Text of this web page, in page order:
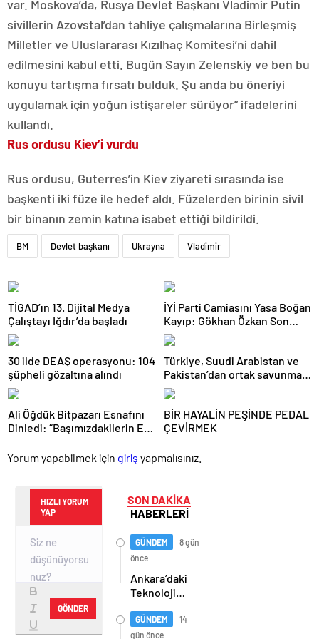
var. Moskova’da, Rusya Devlet Başkanı Vladimir Putin
sivillerin Azovstal’dan tahliye çalışmalarına Birleşmiş
Milletler ve Uluslararası Kızılhaç Komitesi’ni dahil
edilmesini kabul etti. Bugün Sayın Zelenskiy ve ben bu
konuyu tartışma fırsatı bulduk. Şu anda bu öneriyi
uygulamak için yoğun istişareler sürüyor” ifadelerini
kullandı.
Rus ordusu Kiev’i vurdu
Rus ordusu, Guterres’in Kiev ziyareti sırasında ise
başkenti iki füze ile hedef aldı. Füzelerden birinin sivil
bir binanın zemin katına isabet ettiği bildirildi.
BM Devlet başkanı Ukrayna Vladimir
TİGAD’ın 13. Dijital Medya
Çalıştayı Iğdır’da başladı
İYİ Parti Camiasını Yasa Boğan
Kayıp: Gökhan Özkan Son
Yolculuğuna Uğurlandı
30 ilde DEAŞ operasyonu: 104
şüpheli gözaltına alındı
Türkiye, Suudi Arabistan ve
Pakistan’dan ortak savunma
anlaşması
Ali Öğdük Bitpazarı Esnafını
Dinledi: “Başımızdakilerin Eli
BİR HAYALİN PEŞİNDE PEDAL
ÇEVİRMEK
Yorum yapabilmek için giriş yapmalısınız.
HIZLI YORUM
YAP
GÖNDER
SON DAKİKA
HABERLERİ
GÜNDEM
8 gün
önce
Ankara’daki
Teknoloji
Teknopark
Nasıl
GÜNDEM
14
gün önce